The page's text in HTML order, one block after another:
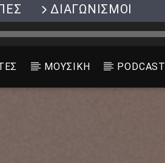
ΔΙΑΓΩΝΙΣΜΟΙ
ΜΟΥΣΙΚΗ